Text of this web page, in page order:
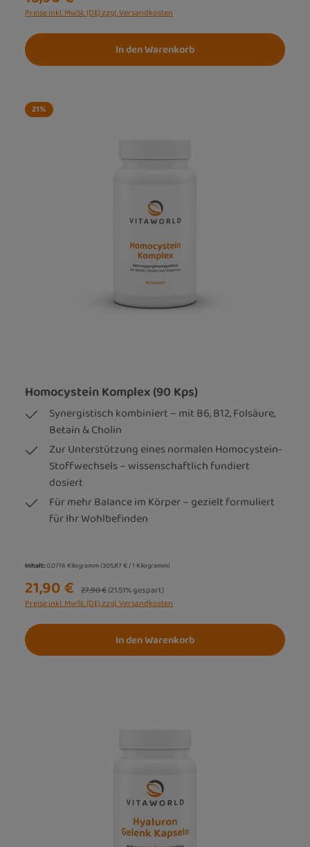
Preise inkl. MwSt. (DE) zzgl. Versandkosten
In den Warenkorb
21%
Homocystein Komplex (90 Kps)
Synergistisch kombiniert – mit B6, B12, Folsäure,
Betain & Cholin
Zur Unterstützung eines normalen Homocystein-
Stoffwechsels – wissenschaftlich fundiert
dosiert
Für mehr Balance im Körper – gezielt formuliert
für Ihr Wohlbefinden
Inhalt:0.0716 Kilogramm(305,87 € / 1 Kilogramm)
21,90 € Regulärer Preis:
27,90 €(21.51% gespart)
Preise inkl. MwSt. (DE) zzgl. Versandkosten
In den Warenkorb